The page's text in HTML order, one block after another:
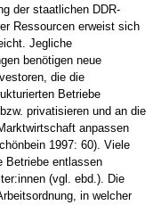
der staatlichen DDR-
Ressourcen erweist sich
Jegliche
benötigen neue
die die
Betriebe
privatisieren und an die
anpassen
1997: 60). Viele
Betriebe entlassen
(vgl. ebd.). Die
in welcher